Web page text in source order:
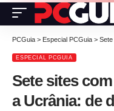
PCGuia > Especial PCGuia > Sete
ESPECIAL PCGUIA
Sete sites
a Ucrânia: de